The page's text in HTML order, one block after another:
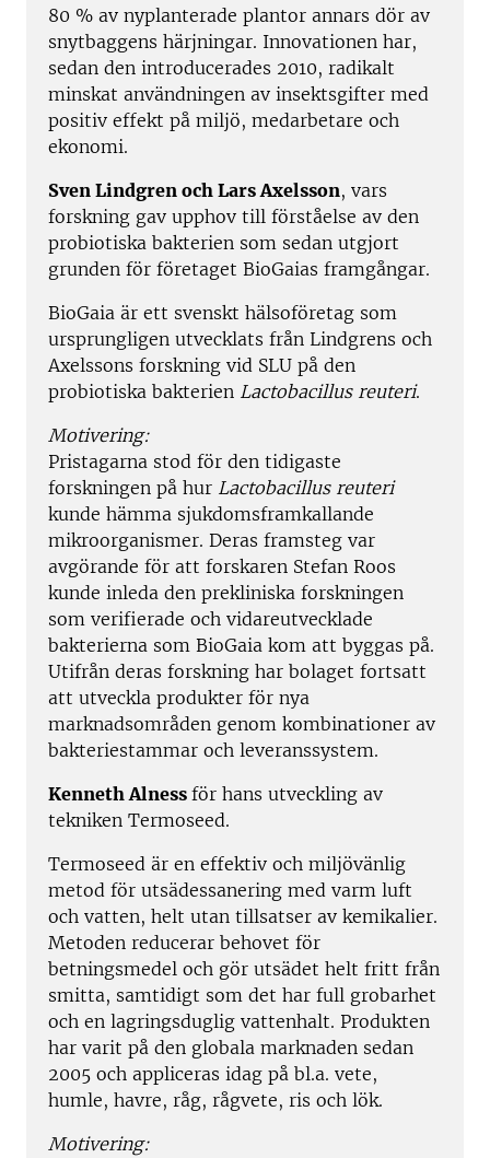
80 % av nyplanterade plantor annars dör av
snytbaggens härjningar. Innovationen har,
sedan den introducerades 2010, radikalt
minskat användningen av insektsgifter med
positiv effekt på miljö, medarbetare och
ekonomi.
Sven Lindgren och Lars Axelsson, vars
forskning gav upphov till förståelse av den
probiotiska bakterien som sedan utgjort
grunden för företaget BioGaias framgångar.
BioGaia är ett svenskt hälsoföretag som
ursprungligen utvecklats från Lindgrens och
Axelssons forskning vid SLU på den
probiotiska bakterien Lactobacillus reuteri.
Motivering:
Pristagarna stod för den tidigaste
forskningen på hur Lactobacillus reuteri
kunde hämma sjukdomsframkallande
mikroorganismer. Deras framsteg var
avgörande för att forskaren Stefan Roos
kunde inleda den prekliniska forskningen
som verifierade och vidareutvecklade
bakterierna som BioGaia kom att byggas på.
Utifrån deras forskning har bolaget fortsatt
att utveckla produkter för nya
marknadsområden genom kombinationer av
bakteriestammar och leveranssystem.
KennethAlness för hans utveckling av
tekniken Termoseed.
Termoseed är en effektiv och miljövänlig
metod för utsädessanering med varm luft
och vatten, helt utan tillsatser av kemikalier.
Metoden reducerar behovet för
betningsmedel och gör utsädet helt fritt från
smitta, samtidigt som det har full grobarhet
och en lagringsduglig vattenhalt. Produkten
har varit på den globala marknaden sedan
2005 och appliceras idag på bl.a. vete,
humle, havre, råg, rågvete, ris och lök.
Motivering: